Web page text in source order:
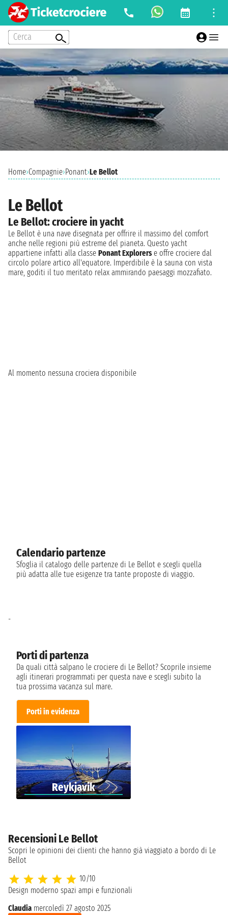
Cerca
Home›Compagnie›Ponant›Le Bellot
Le Bellot
Le Bellot: crociere in yacht
Le Bellot è una nave disegnata per offrire il massimo del comfort
anche nelle regioni più estreme del pianeta. Questo yacht
appartiene infatti alla classe Ponant Explorerse offre crociere dal
circolo polare artico all'equatore. Imperdibile è la sauna con vista
mare, goditi il tuo meritato relax ammirando paesaggi mozzafiato.
Al momento nessuna crociera disponibile
Calendario partenze
Sfoglia il catalogo delle partenze di Le Bellot e scegli quella
più adatta alle tue esigenze tra tante proposte di viaggio.
Porti di partenza
Da quali città salpano le crociere di Le Bellot? Scoprile insieme
agli itinerari programmati per questa nave e scegli subito la
tua prossima vacanza sul mare.
Porti in evidenza
Reykjavik
-
Recensioni Le Bellot
Scopri le opinioni dei clienti che hanno già viaggiato a bordo di Le
Bellot
10/10
Design moderno spazi ampi e funzionali
Claudia mercoledì 27 agosto 2025